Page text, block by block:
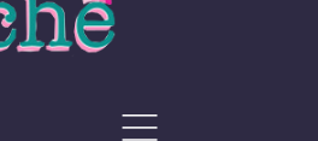
PHOTOS DU DOMAINE